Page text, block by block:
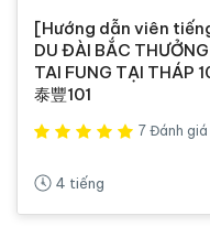
[Hướng dẫn viên
DU ĐÀI BẮC
TAI FUNG TẠI THÁP
泰豐101
7 Đánh giá
4 tiếng